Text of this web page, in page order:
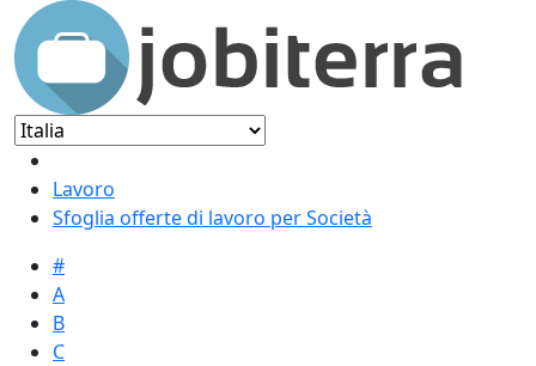
Lavoro
Sfoglia offerte di lavoro per Società
#
A
B
C